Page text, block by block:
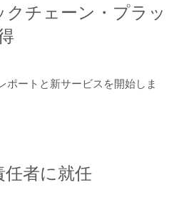
チェーン・プラッ
ポートと新サービスを開始しま
任者に就任